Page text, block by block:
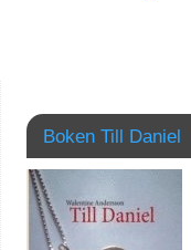
Boken Till Daniel